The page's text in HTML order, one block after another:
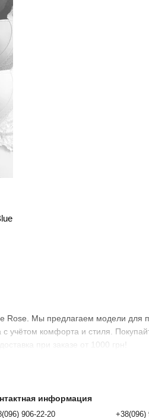
Rose. Мы предлагаем модели для
учётом комфорта и стиля.
при заказе от 1000 грн!
штуки
переплачивая за оптовые
линиями и декоративными
с учётом анатомических
день.
ваш заказ будет доставлен в
информация
906-22-20 +38(096)